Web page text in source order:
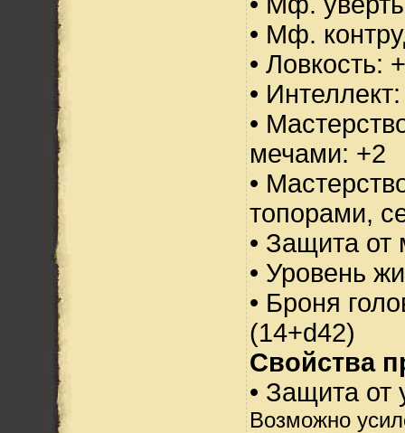
• Мф.
• Ловкость:
•
•
мечами: +2
•
топорами,
• Защита от
• Уровень
• Броня
(14+d42)
Свойства
• Защита от
Возможно